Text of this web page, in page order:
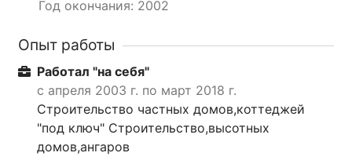
Год окончания: 2002
Опыт работы
Работал "на себя"
с апреля 2003 г. по март 2018 г.
Строительство частных домов,коттеджей
"под ключ" Строительство,высотных
домов,ангаров